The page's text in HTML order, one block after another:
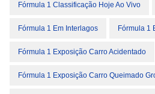
Fórmula 1 Classificação Hoje Ao Vivo
Fórmula 1 Em Interlagos Fórmula 1
Fórmula 1 Exposição Carro Acidentado
Fórmula 1 Exposição Carro Queimado